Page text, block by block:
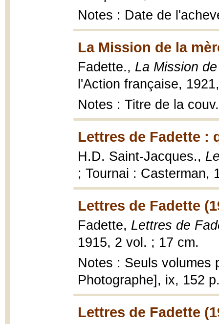
Notes : Date de
La Mission de la
Fadette., La Mission
l'Action française,
Notes : Titre de la
Lettres de Fadette :
H.D. Saint-Jacques.,
; Tournai : Casterman,
Lettres de Fadette
Fadette, Lettres de
1915, 2 vol. ; 17 cm.
Notes : Seuls volumes
Photographe], ix, 152
Lettres de Fadette